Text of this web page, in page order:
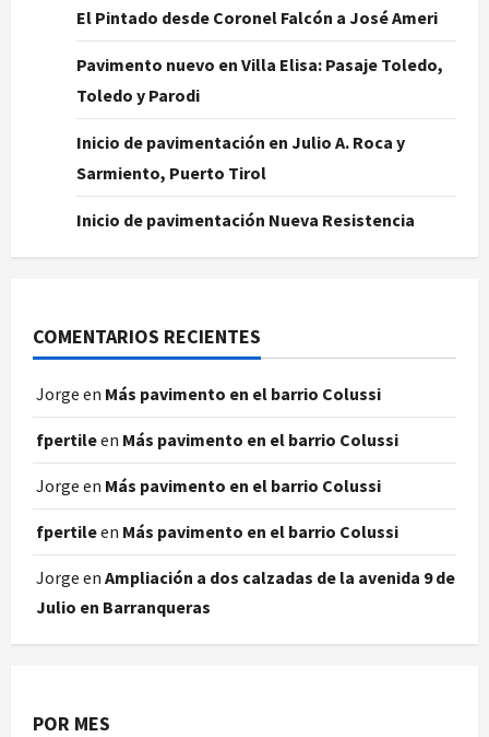
El Pintado desde Coronel Falcón a José Ameri
Pavimento nuevo en Villa Elisa: Pasaje Toledo,
Toledo y Parodi
Inicio de pavimentación en Julio A. Roca y
Sarmiento, Puerto Tirol
Inicio de pavimentación Nueva Resistencia
COMENTARIOS RECIENTES
Jorge en Más pavimento en el barrio Colussi
fpertileen Más pavimento en el barrio Colussi
Jorge en Más pavimento en el barrio Colussi
fpertileen Más pavimento en el barrio Colussi
Jorge en Ampliación a dos calzadas de la avenida 9 de
Julio en Barranqueras
POR MES